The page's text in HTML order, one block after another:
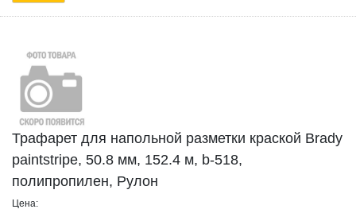
Трафарет для напольной разметки краской Brady
paintstripe, 50.8 мм, 152.4 м, b-518,
полипропилен, Рулон
Цена: